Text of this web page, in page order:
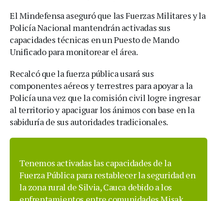
El Mindefensa aseguró que las Fuerzas Militares y la
Policía Nacional mantendrán activadas sus
capacidades técnicas en un Puesto de Mando
Unificado para monitorear el área.
Recalcó que la fuerza pública usará sus
componentes aéreos y terrestres para apoyar a la
Policía una vez que la comisión civil logre ingresar
al territorio y apaciguar los ánimos con base en la
sabiduría de sus autoridades tradicionales.
Tenemos activadas las capacidades de la
Fuerza Pública para restablecer la seguridad en
la zona rural de Silvia, Cauca debido a los